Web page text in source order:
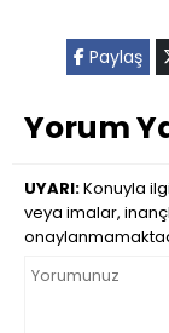
Paylaş
Yorum
UYARI:Konuyla
veya imalar,